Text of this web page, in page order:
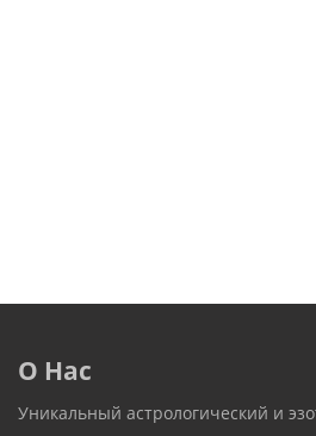
О Нас
Уникальный астрологический и